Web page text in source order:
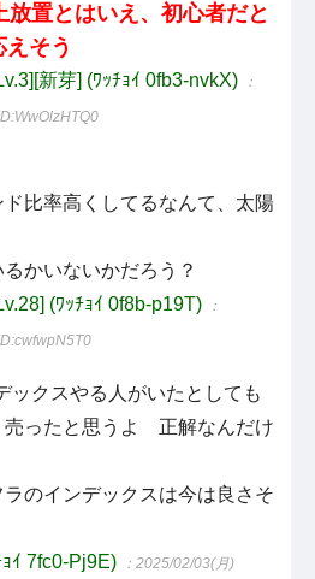
放置とはいえ、初心者だと
そう
新芽] (ﾜｯﾁｮｲ 0fb3-nvkX) ：
比率高くしてるなんて、太陽
かいないかだろう？
(ﾜｯﾁｮｲ 0f8b-p19T) ：
ックスやる人がいたとしても
売ったと思うよ 正解なんだけ
のインデックスは今は良さそ
ｲ 7fc0-Pj9E) ：2025/02/03(月)